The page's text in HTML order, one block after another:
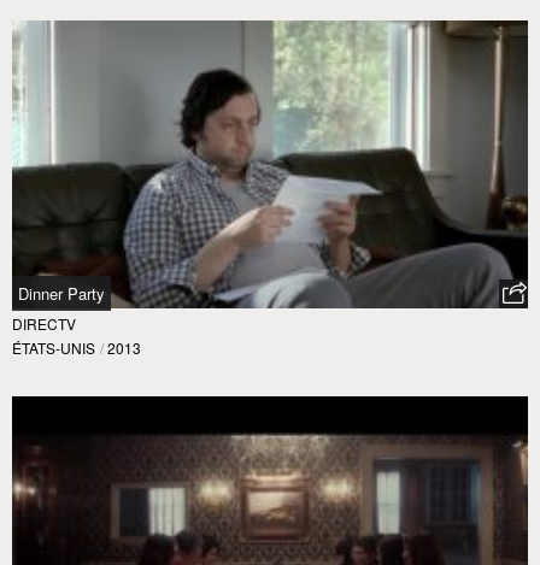
Dinner Party
DIRECTV
ÉTATS-UNIS / 2013